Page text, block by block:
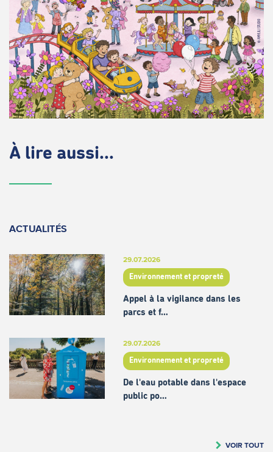
À lire aussi...
ACTUALITÉS
29.07.2026
Environnement et propreté
Appel à la vigilance dans les
parcs et f…
29.07.2026
Environnement et propreté
De l'eau potable dans l'espace
public po…
VOIR TOUT